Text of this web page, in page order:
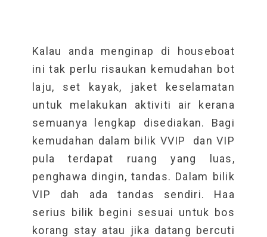
Kalau anda menginap di houseboat
ini tak perlu risaukan kemudahan bot
laju, set kayak, jaket keselamatan
untuk melakukan aktiviti air kerana
semuanya lengkap disediakan. Bagi
kemudahan dalam bilik VVIP dan VIP
pula terdapat ruang yang luas,
penghawa dingin, tandas. Dalam bilik
VIP dah ada tandas sendiri. Haa
serius bilik begini sesuai untuk bos
korang stay atau jika datang bercuti